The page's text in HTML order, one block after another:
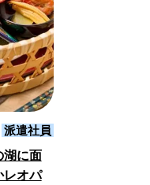
派遣社員
湖に面
レオパ